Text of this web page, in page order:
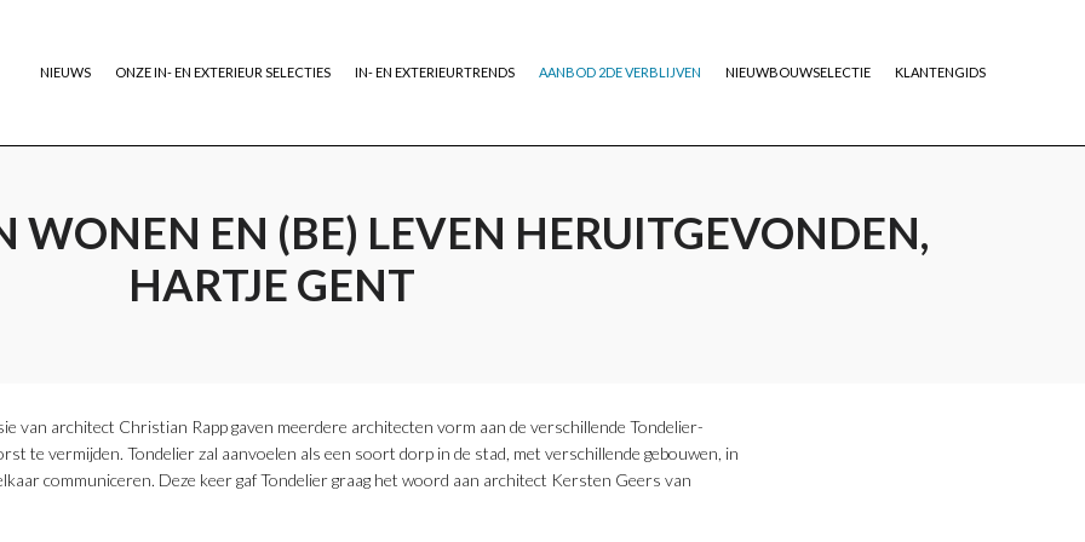
NIEUWS ONZE IN- EN EXTERIEUR SELECTIES IN- EN EXTERIEURTRENDS AANBOD 2DE VERBLIJVEN NIEUWBOUWSELECTIE KLANTENGIDS
WONEN EN (BE) LEVEN HERUITGEVONDEN,
HARTJE GENT
van architect Christian Rapp gaven meerdere architecten vorm aan de verschillende Tondelier-
te vermijden. Tondelier zal aanvoelen als een soort dorp in de stad, met verschillende gebouwen, in
communiceren. Deze keer gaf Tondelier graag het woord aan architect Kersten Geers van